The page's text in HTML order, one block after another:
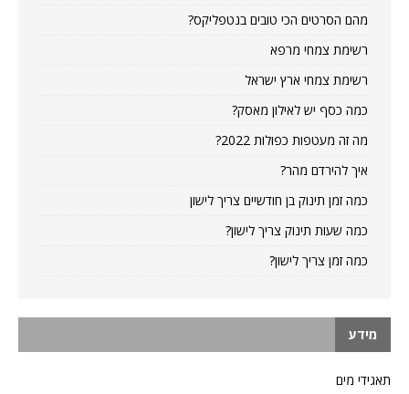
מהם הסרטים הכי טובים בנטפליקס?
רשימת צמחי מרפא
רשימת צמחי ארץ ישראל
כמה כסף יש לאילון מאסק?
מה זה מעטפות כפולות 2022?
איך להירדם מהר?
כמה זמן תינוק בן חודשיים צריך לישון
כמה שעות תינוק צריך לישון?
כמה זמן צריך לישון?
מידע
תאגידי מים